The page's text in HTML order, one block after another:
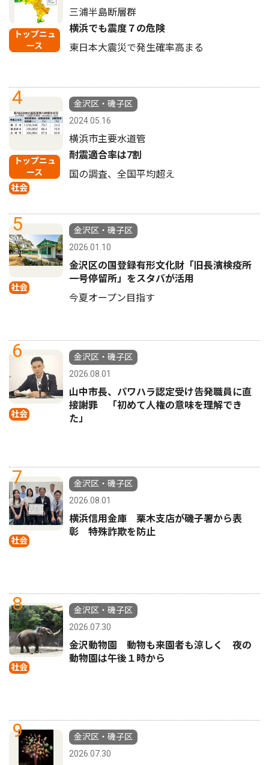
トップニュ
ース
三浦半島断層群
横浜でも震度７の危険
東日本大震災で発生確率高まる
4
トップニュ
ース
社会
金沢区・磯子区
2024.05.16
横浜市主要水道管
耐震適合率は7割
国の調査、全国平均超え
5
社会
金沢区・磯子区
2026.01.10
金沢区の国登録有形文化財「旧長濱検疫所
一号停留所」をスタバが活用
今夏オープン目指す
6
社会
金沢区・磯子区
2026.08.01
山中市長、パワハラ認定受け告発職員に直
接謝罪 「初めて人権の意味を理解でき
た」
7
社会
金沢区・磯子区
2026.08.01
横浜信用金庫 栗木支店が磯子署から表
彰 特殊詐欺を防止
8
社会
金沢区・磯子区
2026.07.30
金沢動物園 動物も来園者も涼しく 夜の
動物園は午後１時から
9
金沢区・磯子区
2026.07.30